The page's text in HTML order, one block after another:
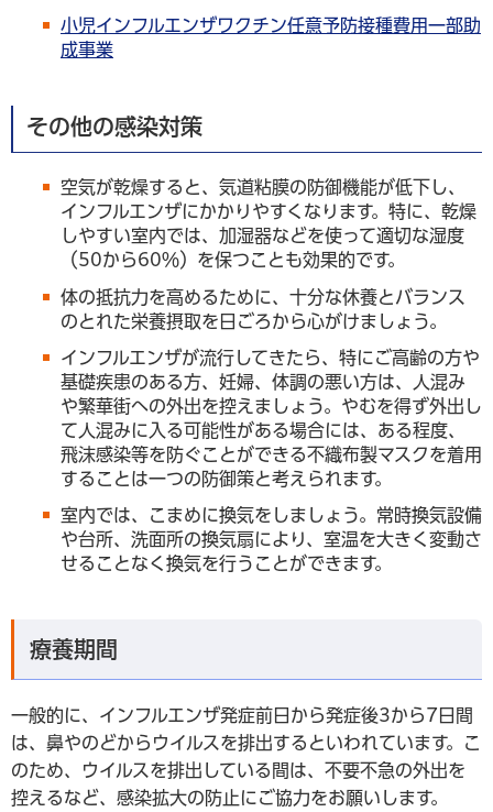
小児インフルエンザワクチン任意予防接種費用一部助
成事業
その他の感染対策
空気が乾燥すると、気道粘膜の防御機能が低下し、
インフルエンザにかかりやすくなります。特に、乾燥
しやすい室内では、加湿器などを使って適切な湿度
（50から60％）を保つことも効果的です。
体の抵抗力を高めるために、十分な休養とバランス
のとれた栄養摂取を日ごろから心がけましょう。
インフルエンザが流行してきたら、特にご高齢の方や
基礎疾患のある方、妊婦、体調の悪い方は、人混み
や繁華街への外出を控えましょう。やむを得ず外出し
て人混みに入る可能性がある場合には、ある程度、
飛沫感染等を防ぐことができる不織布製マスクを着用
することは一つの防御策と考えられます。
室内では、こまめに換気をしましょう。常時換気設備
や台所、洗面所の換気扇により、室温を大きく変動さ
せることなく換気を行うことができます。
療養期間
一般的に、インフルエンザ発症前日から発症後3から7日間
は、鼻やのどからウイルスを排出するといわれています。こ
のため、ウイルスを排出している間は、不要不急の外出を
控えるなど、感染拡大の防止にご協力をお願いします。